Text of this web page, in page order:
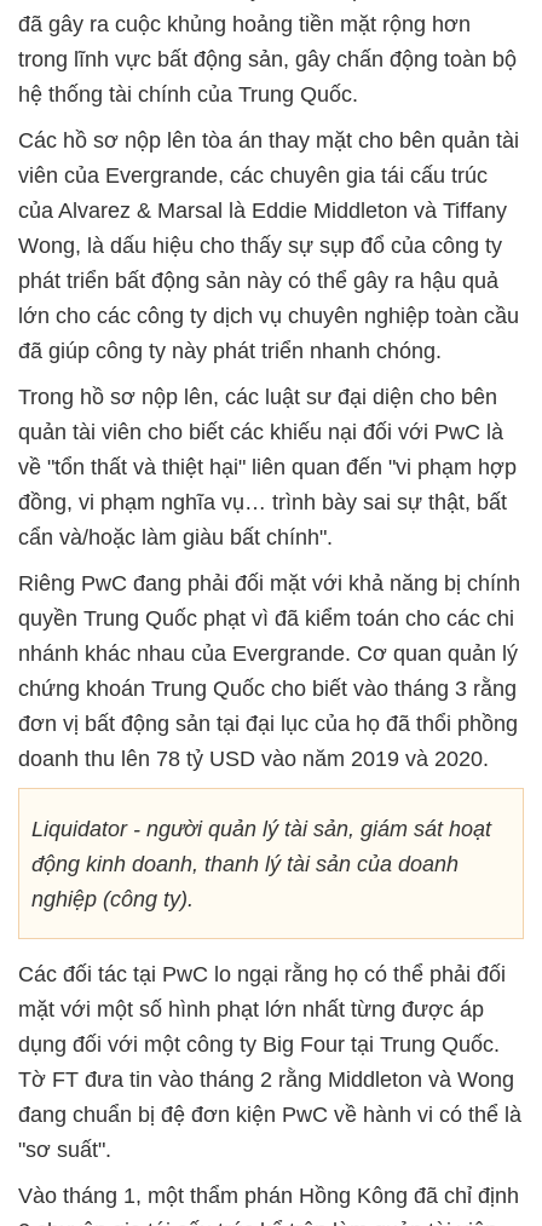
đã gây ra cuộc khủng hoảng tiền mặt rộng hơn
trong lĩnh vực bất động sản, gây chấn động toàn bộ
hệ thống tài chính của Trung Quốc.
Các hồ sơ nộp lên tòa án thay mặt cho bên quản tài
viên của Evergrande, các chuyên gia tái cấu trúc
của Alvarez & Marsal là Eddie Middleton và Tiffany
Wong, là dấu hiệu cho thấy sự sụp đổ của công ty
phát triển bất động sản này có thể gây ra hậu quả
lớn cho các công ty dịch vụ chuyên nghiệp toàn cầu
đã giúp công ty này phát triển nhanh chóng.
Trong hồ sơ nộp lên, các luật sư đại diện cho bên
quản tài viên cho biết các khiếu nại đối với PwC là
về "tổn thất và thiệt hại" liên quan đến "vi phạm hợp
đồng, vi phạm nghĩa vụ… trình bày sai sự thật, bất
cẩn và/hoặc làm giàu bất chính".
Riêng PwC đang phải đối mặt với khả năng bị chính
quyền Trung Quốc phạt vì đã kiểm toán cho các chi
nhánh khác nhau của Evergrande. Cơ quan quản lý
chứng khoán Trung Quốc cho biết vào tháng 3 rằng
đơn vị bất động sản tại đại lục của họ đã thổi phồng
doanh thu lên 78 tỷ USD vào năm 2019 và 2020.
Liquidator - người quản lý tài sản, giám sát hoạt
động kinh doanh, thanh lý tài sản của doanh
nghiệp (công ty).
Các đối tác tại PwC lo ngại rằng họ có thể phải đối
mặt với một số hình phạt lớn nhất từng được áp
dụng đối với một công ty Big Four tại Trung Quốc.
Tờ FT đưa tin vào tháng 2 rằng Middleton và Wong
đang chuẩn bị đệ đơn kiện PwC về hành vi có thể là
"sơ suất".
Vào tháng 1, một thẩm phán Hồng Kông đã chỉ định